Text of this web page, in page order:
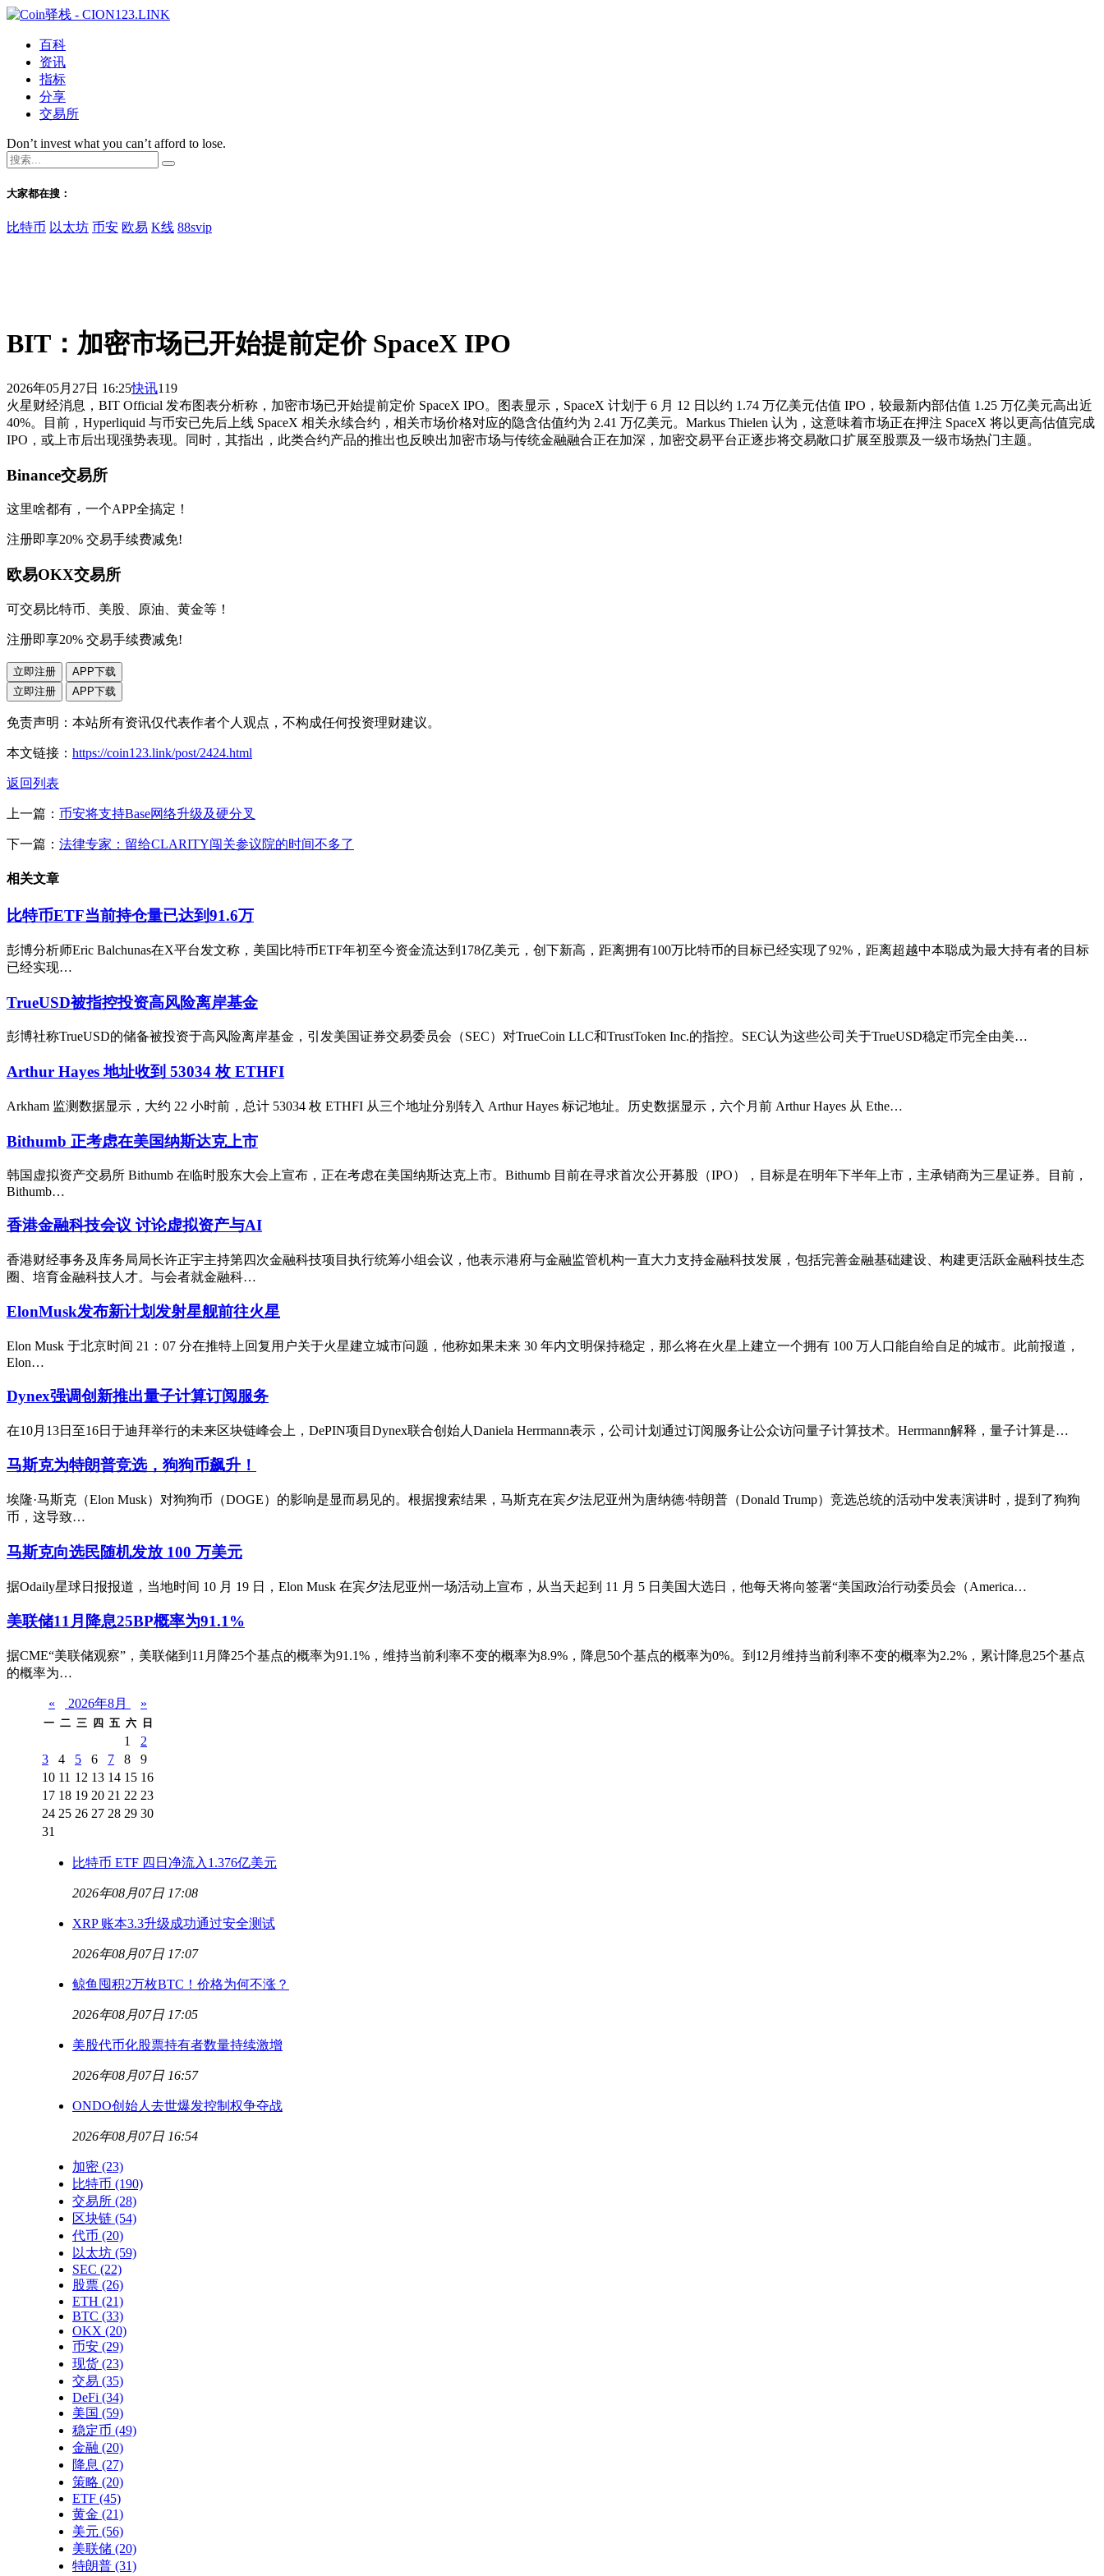
百科
资讯
指标
分享
交易所
Don’t invest what you can’t afford to lose.
大家都在搜：
比特币 以太坊 币安 欧易 K线 88svip
BIT：加密市场已开始提前定价 SpaceX IPO
2026年05月27日 16:25快讯119
火星财经消息，BIT Official 发布图表分析称，加密市场已开始提前定价 SpaceX IPO。图表显示，SpaceX 计划于 6 月 12 日以约 1.74 万亿美元估值 IPO，较最新内部估值 1.25 万亿美元高出近
40%。目前，Hyperliquid 与币安已先后上线 SpaceX 相关永续合约，相关市场价格对应的隐含估值约为 2.41 万亿美元。Markus Thielen 认为，这意味着市场正在押注 SpaceX 将以更高估值完成
IPO，或上市后出现强势表现。同时，其指出，此类合约产品的推出也反映出加密市场与传统金融融合正在加深，加密交易平台正逐步将交易敞口扩展至股票及一级市场热门主题。
Binance交易所
这里啥都有，一个APP全搞定！
注册即享20% 交易手续费减免!
欧易OKX交易所
可交易比特币、美股、原油、黄金等！
注册即享20% 交易手续费减免!
立即注册
APP下载
立即注册
APP下载
免责声明：本站所有资讯仅代表作者个人观点，不构成任何投资理财建议。
本文链接： https://coin123.link/post/2424.html
返回列表
上一篇： 币安将支持Base网络升级及硬分叉
下一篇： 法律专家：留给CLARITY闯关参议院的时间不多了
相关文章
比特币ETF当前持仓量已达到91.6万
彭博分析师Eric Balchunas在X平台发文称，美国比特币ETF年初至今资金流达到178亿美元，创下新高，距离拥有100万比特币的目标已经实现了92%，距离超越中本聪成为最大持有者的目标
已经实现…
TrueUSD被指控投资高风险离岸基金
彭博社称TrueUSD的储备被投资于高风险离岸基金，引发美国证券交易委员会（SEC）对TrueCoin LLC和TrustToken Inc.的指控。SEC认为这些公司关于TrueUSD稳定币完全由美…
Arthur Hayes 地址收到 53034 枚 ETHFI
Arkham 监测数据显示，大约 22 小时前，总计 53034 枚 ETHFI 从三个地址分别转入 Arthur Hayes 标记地址。历史数据显示，六个月前 Arthur Hayes 从 Ethe…
Bithumb 正考虑在美国纳斯达克上市
韩国虚拟资产交易所 Bithumb 在临时股东大会上宣布，正在考虑在美国纳斯达克上市。Bithumb 目前在寻求首次公开募股（IPO），目标是在明年下半年上市，主承销商为三星证券。目前，
Bithumb…
香港金融科技会议 讨论虚拟资产与AI
香港财经事务及库务局局长许正宇主持第四次金融科技项目执行统筹小组会议，他表示港府与金融监管机构一直大力支持金融科技发展，包括完善金融基础建设、构建更活跃金融科技生态
圈、培育金融科技人才。与会者就金融科…
ElonMusk发布新计划发射星舰前往火星
Elon Musk 于北京时间 21：07 分在推特上回复用户关于火星建立城市问题，他称如果未来 30 年内文明保持稳定，那么将在火星上建立一个拥有 100 万人口能自给自足的城市。此前报道，
Elon…
Dynex强调创新推出量子计算订阅服务
在10月13日至16日于迪拜举行的未来区块链峰会上，DePIN项目Dynex联合创始人Daniela Herrmann表示，公司计划通过订阅服务让公众访问量子计算技术。Herrmann解释，量子计算是…
马斯克为特朗普竞选，狗狗币飙升！
埃隆·马斯克（Elon Musk）对狗狗币（DOGE）的影响是显而易见的。根据搜索结果，马斯克在宾夕法尼亚州为唐纳德·特朗普（Donald Trump）竞选总统的活动中发表演讲时，提到了狗狗
币，这导致…
马斯克向选民随机发放 100 万美元
据Odaily星球日报报道，当地时间 10 月 19 日，Elon Musk 在宾夕法尼亚州一场活动上宣布，从当天起到 11 月 5 日美国大选日，他每天将向签署“美国政治行动委员会（America…
美联储11月降息25BP概率为91.1%
据CME“美联储观察”，美联储到11月降25个基点的概率为91.1%，维持当前利率不变的概率为8.9%，降息50个基点的概率为0%。到12月维持当前利率不变的概率为2.2%，累计降息25个基点
的概率为…
« 2026年8月 »
一 二 三 四 五 六 日
1
2
3
4 5 6 7 8
9
10 11 12 13 14 15 16
17 18 19 20 21 22 23
24 25 26 27 28 29 30
31
比特币 ETF 四日净流入1.376亿美元
2026年08月07日 17:08
XRP 账本3.3升级成功通过安全测试
2026年08月07日 17:07
鲸鱼囤积2万枚BTC！价格为何不涨？
2026年08月07日 17:05
美股代币化股票持有者数量持续激增
2026年08月07日 16:57
ONDO创始人去世爆发控制权争夺战
2026年08月07日 16:54
加密 (23)
比特币 (190)
交易所 (28)
区块链 (54)
代币 (20)
以太坊 (59)
SEC (22)
股票 (26)
ETH (21)
BTC (33)
OKX (20)
币安 (29)
现货 (23)
交易 (35)
DeFi (34)
美国 (59)
稳定币 (49)
金融 (20)
降息 (27)
策略 (20)
ETF (45)
黄金 (21)
美元 (56)
美联储 (20)
特朗普 (31)